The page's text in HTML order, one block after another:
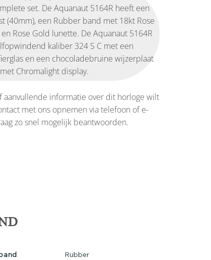
set. De Aquanaut 5164R heeft een
(40mm), een Rubber band met 18kt Rose
Rose Gold lunette. De Aquanaut 5164R
kaliber 324 S C met een
en een chocoladebruine wijzerplaat
met Chromalight display.
aanvullende informatie over dit horloge wilt
met ons opnemen via telefoon of e-
zo snel mogelijk beantwoorden.
Rubber